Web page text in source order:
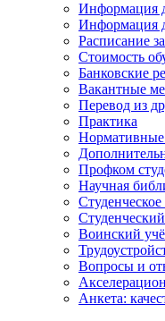
Информация
Информация
Расписание
Стоимость
Банковские
Вакантные
Перевод из
Практика
Профком
Научная
Воинский
Вопросы и
Анкета: